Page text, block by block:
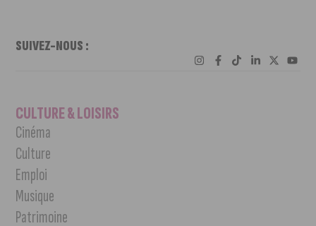
SUIVEZ-NOUS :
CULTURE & LOISIRS
Cinéma
Culture
Emploi
Musique
Patrimoine